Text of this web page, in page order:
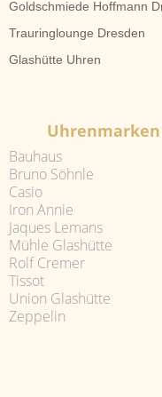
Goldschmiede Hoffmann
Trauringlounge Dresden
Glashütte Uhren
Uhrenmarken
Bauhaus
Bruno Söhnle
Casio
Iron Annie
Jaques Lemans
Mühle Glashütte
Rolf Cremer
Tissot
Union Glashütte
Zeppelin